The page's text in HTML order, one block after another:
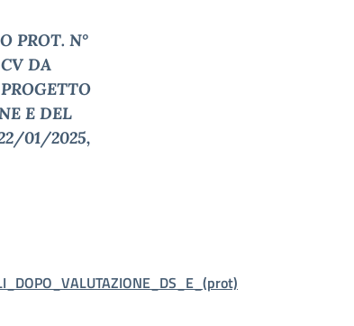
PROT. N°
DA
E DEL
01/2025,